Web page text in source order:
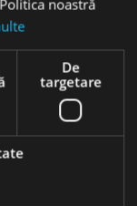
și chiar
procesul de
Rent sunt
bună
noastră
De
targetare